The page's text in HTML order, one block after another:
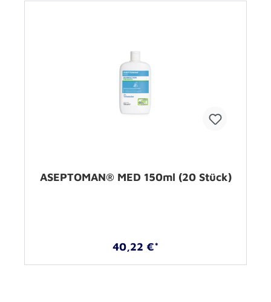
ASEPTOMAN® MED 150ml (20 Stück)
40,22 €*